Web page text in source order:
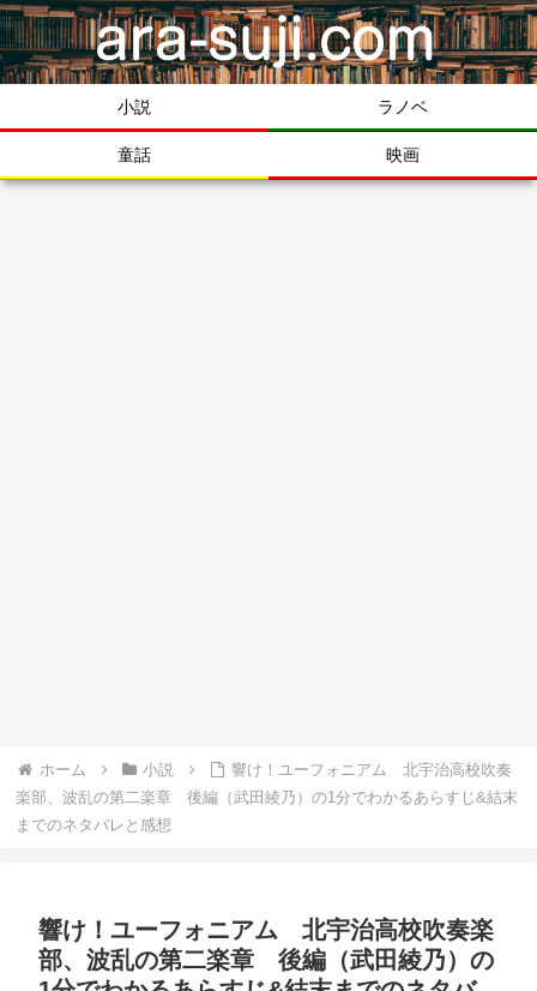
小説 ラノベ
童話 映画
ホーム 小説
響け！ユーフォニアム 北宇治高校吹奏
楽部、波乱の第二楽章 後編（武田綾乃）の1分でわかるあらすじ&結末
までのネタバレと感想
響け！ユーフォニアム 北宇治高校吹奏楽
部、波乱の第二楽章 後編（武田綾乃）の